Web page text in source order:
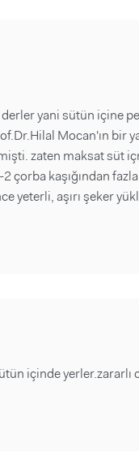
yani sütün içine
Mocan'ın bir
zaten maksat süt
kaşığından
yeterli, aşırı şeker
içinde